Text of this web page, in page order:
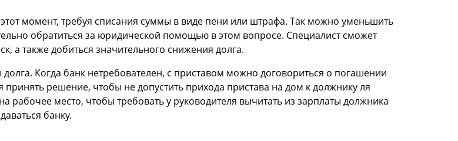
момент, требуя списания суммы в виде пени или штрафа. Так можно уменьшить
обратиться за юридической помощью в этом вопросе. Специалист сможет
а также добиться значительного снижения долга.
Когда банк нетребователен, с приставом можно договориться о погашении
решение, чтобы не допустить прихода пристава на дом к должнику ля
рабочее место, чтобы требовать у руководителя вычитать из зарплаты должника
банку.